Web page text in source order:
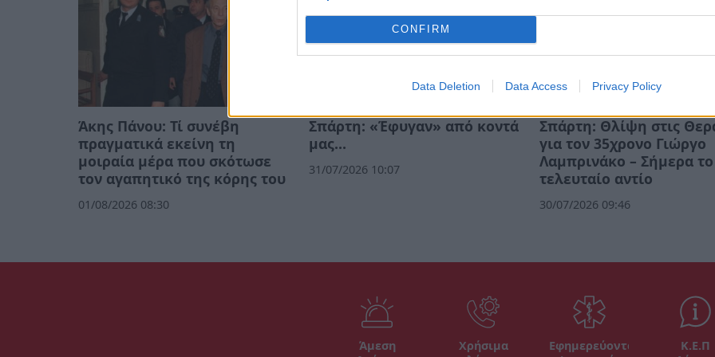
CONFIRM
Data Deletion Data Access Privacy Policy
Άκης Πάνου: Τί συνέβη
πραγματικά εκείνη τη
μοιραία μέρα που σκότωσε
τον αγαπητικό της κόρης του
01/08/2026 08:30
Σπάρτη: «Έφυγαν» από κοντά
μας…
31/07/2026 10:07
Σπάρτη: Θλίψη στις
για τον 35χρονο Γιώργο
Λαμπρινάκο – Σήμερα το
τελευταίο αντίο
30/07/2026 09:46
Άμεση
Χρήσιμα
Εφημερεύοντα
Κ.Ε.Π